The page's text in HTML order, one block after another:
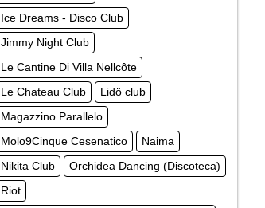
Ice Dreams - Disco Club
Jimmy Night Club
Le Cantine Di Villa Nellcôte
Le Chateau Club
Lidö club
Magazzino Parallelo
Molo9Cinque Cesenatico
Naima
Nikita Club
Orchidea Dancing (Discoteca)
Riot